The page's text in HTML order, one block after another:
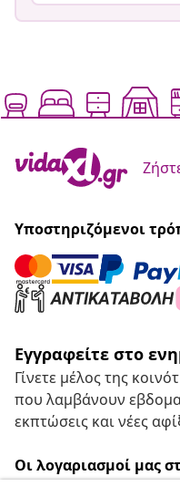
Υποστηριζόμενοι
Εγγραφείτε στο
Γίνετε μέλος της
που λαμβάνουν
εκπτώσεις και νέες
Οι λογαριασμοί μας